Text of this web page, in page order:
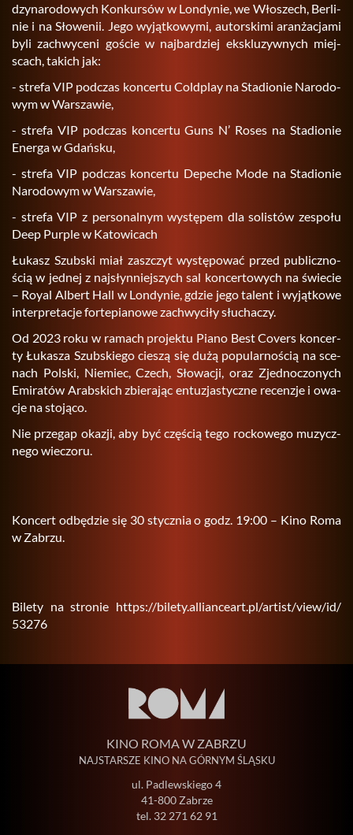
dzy­na­ro­do­wych Kon­kur­sów w Lon­dy­nie, we Wło­szech, Ber­li­
nie i na Sło­we­nii. Jego wy­jąt­ko­wy­mi, au­tor­ski­mi aran­ża­cja­mi
byli za­chwy­ce­ni go­ście w naj­bar­dziej eks­klu­zyw­nych miej­
scach, ta­kich jak:
- stre­fa VIP pod­czas kon­cer­tu Cold­play na Sta­dio­nie Na­ro­do­
wym w War­sza­wie,
- stre­fa VIP pod­czas kon­cer­tu Guns N’ Roses na Sta­dio­nie
Ener­ga w Gdań­sku,
- stre­fa VIP pod­czas kon­cer­tu De­pe­che Mode na Sta­dio­nie
Na­ro­do­wym w War­sza­wie,
- stre­fa VIP z per­so­nal­nym wy­stę­pem dla so­li­stów ze­spo­łu
Deep Pur­ple w Ka­to­wi­cach
Łu­kasz Szub­ski miał za­szczyt wy­stę­po­wać przed pu­blicz­no­
ścią w jed­nej z naj­słyn­niej­szych sal kon­cer­to­wych na świe­cie
– Royal Al­bert Hall w Lon­dy­nie, gdzie jego ta­lent i wy­jąt­ko­we
in­ter­pre­ta­cje for­te­pia­no­we za­chwy­ci­ły słu­cha­czy.
Od 2023 roku w ra­mach pro­jek­tu Piano Best Co­vers kon­cer­
ty Łu­ka­sza Szub­skie­go cie­szą się dużą po­pu­lar­no­ścią na sce­
nach Pol­ski, Nie­miec, Czech, Sło­wa­cji, oraz Zjed­no­czo­nych
Emi­ra­tów Arab­skich zbie­ra­jąc en­tu­zja­stycz­ne re­cen­zje i owa­
cje na sto­ją­co.
Nie prze­gap oka­zji, aby być czę­ścią tego roc­ko­we­go mu­zycz­
ne­go wie­czo­ru.
Kon­cert od­bę­dzie się 30 stycz­nia o godz. 19:00 – Kino Roma
w Za­brzu.
Bi­le­ty na stro­nie https://​bilety.​allianceart.​pl/​artist/​view/​id/​
53276
KINO ROMA W ZABRZU
NAJSTARSZE KINO NA GÓRNYM ŚLĄSKU
ul. Padlewskiego 4
41-800 Zabrze
tel. 32 271 62 91